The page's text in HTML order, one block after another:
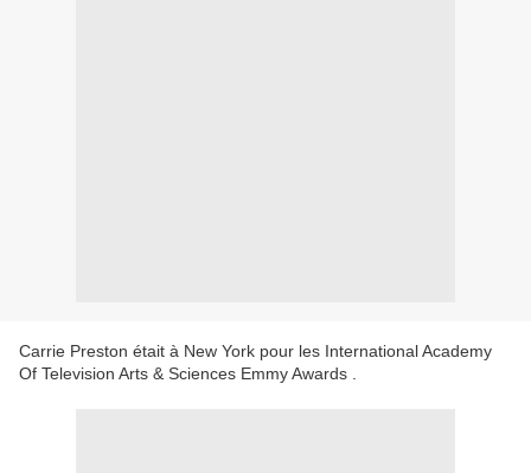
Carrie Preston était à New York pour les International Academy
Of Television Arts & Sciences Emmy Awards .